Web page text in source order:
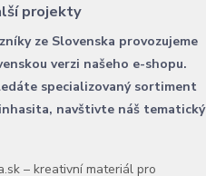
projekty
ze Slovenska provozujeme
verzi našeho e-shopu.
specializovaný sortiment
navštivte náš tematický
– kreativní materiál pro